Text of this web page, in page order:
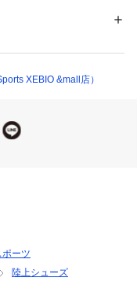
動を可能にする高速
行っておりますた
縫製のズレ・歪みが
上、お買い求めくだ
、掲載画像と実際の
XEBIO &mall店）
ーツ
陸上シューズ